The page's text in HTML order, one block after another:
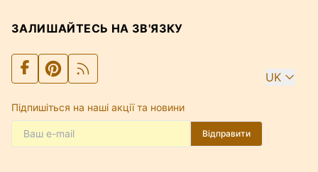
ЗАЛИШАЙТЕСЬ НА ЗВ'ЯЗКУ
UK
Підпишіться на наші акції та новини
Відправити